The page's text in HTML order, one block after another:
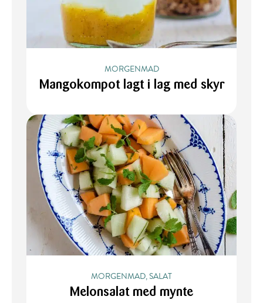
MORGENMAD
Mangokompot lagt i lag med skyr
MORGENMAD, SALAT
Melonsalat med mynte